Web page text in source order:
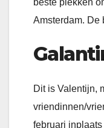
beste plekken
Amsterdam. De
Dit is Valentijn,
vriendinnen/
februari